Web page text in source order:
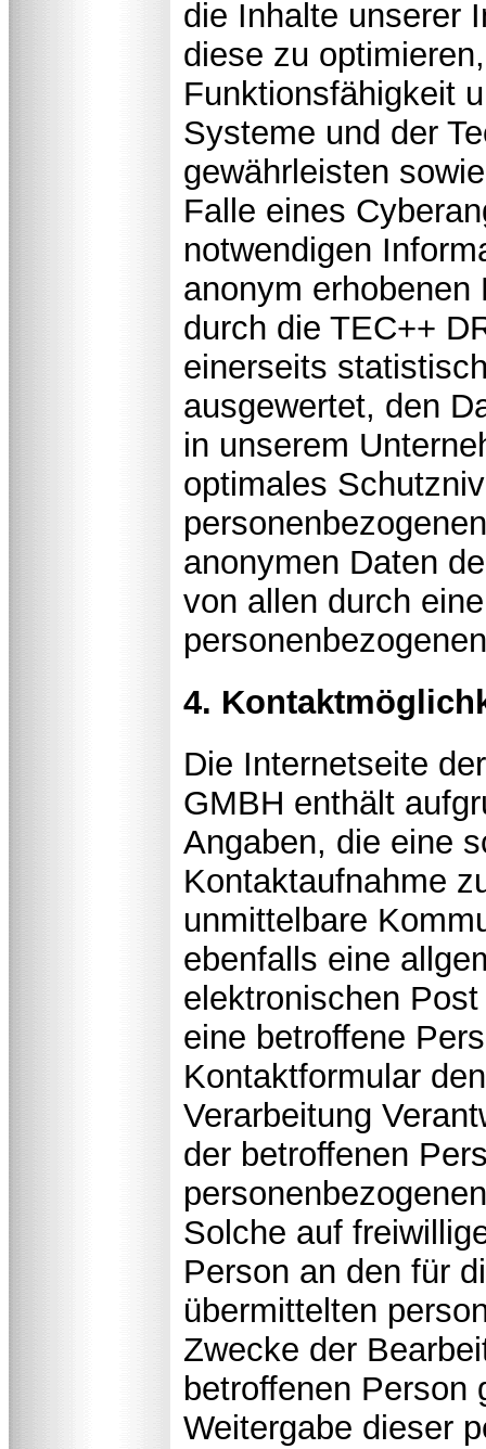
die Inhalte unserer
diese zu
Funktionsfähigkeit
Systeme und der
gewährleisten
Falle eines
notwendigen
anonym erhobenen
durch die TEC++
einerseits
ausgewertet, den
in unserem
optimales
anonymen Daten
von allen durch
4.
Die Internetseite
GMBH enthält
Angaben, die eine
Kontaktaufnahme
unmittelbare
ebenfalls eine
elektronischen
eine betroffene
Kontaktformular
Verarbeitung
der betroffenen
Solche auf
Person an den für
übermittelten
Zwecke der
betroffenen Person
Weitergabe dieser